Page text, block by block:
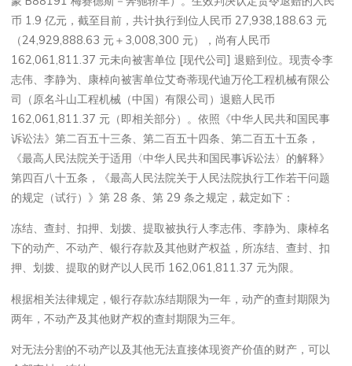
币 1.9 亿元，截至目前，共计执行到位人民币 27,938,188.63 元
（24,929,888.63 元＋3,008,300 元），尚有人民币
162,061,811.37 元未向被害单位 [现代公司] 退赔到位。现责令李
志伟、李静为、康棹向被害单位艾奇蒂现代迪万伦工程机械有限公
司（原名斗山工程机械（中国）有限公司）退赔人民币
162,061,811.37 元（即相关部分）。依照《中华人民共和国民事
诉讼法》第二百五十三条、第二百五十四条、第二百五十五条，
《最高人民法院关于适用〈中华人民共和国民事诉讼法〉的解释》
第四百八十五条，《最高人民法院关于人民法院执行工作若干问题
的规定（试行）》第 28 条、第 29 条之规定，裁定如下：
冻结、查封、扣押、划拨、提取被执行人李志伟、李静为、康棹名
下的动产、不动产、银行存款及其他财产权益，所冻结、查封、扣
押、划拨、提取的财产以人民币 162,061,811.37 元为限。
根据相关法律规定，银行存款冻结期限为一年，动产的查封期限为
两年，不动产及其他财产权的查封期限为三年。
对无法分割的不动产以及其他无法直接体现资产价值的财产，可以